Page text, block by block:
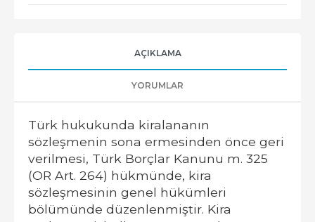
AÇIKLAMA
YORUMLAR
Türk hukukunda kiralananın
sözleşmenin sona ermesinden önce geri
verilmesi, Türk Borçlar Kanunu m. 325
(OR Art. 264) hükmünde, kira
sözleşmesinin genel hükümleri
bölümünde düzenlenmiştir. Kira